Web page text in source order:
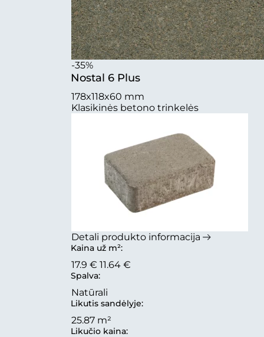
-35%
Nostal 6 Plus
178x118x60 mm
Klasikinės betono trinkelės
Detali produkto informacija
Kaina už m²:
17.9 € 11.64 €
Spalva:
Natūrali
Likutis sandėlyje:
25.87 m²
Likučio kaina: